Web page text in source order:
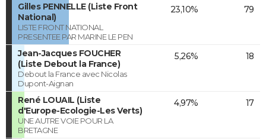
Gilles PENNELLE (Liste Front
National)
LISTE FRONT NATIONAL
PRESENTEE PAR MARINE LE PEN
23,10% 79
Jean-Jacques FOUCHER
(Liste Debout la France)
Debout la France avec Nicolas
Dupont-Aignan
5,26% 18
René LOUAIL (Liste
d'Europe-Ecologie-Les Verts)
UNE AUTRE VOIE POUR LA
BRETAGNE
4,97% 17